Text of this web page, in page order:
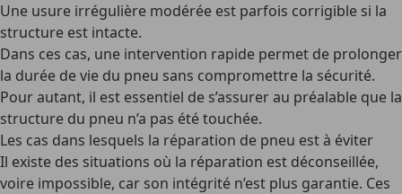
Une usure irrégulière modérée est parfois corrigible si la
structure est intacte.
Dans ces cas, une intervention rapide permet de prolonger
la durée de vie du pneu sans compromettre la sécurité.
Pour autant, il est essentiel de s’assurer au préalable que la
structure du pneu n’a pas été touchée.
Les cas dans lesquels la réparation de pneu est à éviter
Il existe des situations où la réparation est déconseillée,
voire impossible, car son intégrité n’est plus garantie. Ces